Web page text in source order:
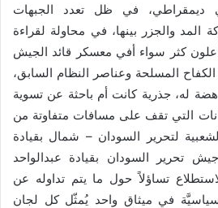
ديمقراطي، في ظل تعدد الجبهات
المد والجزر بينها، في محاولة لقراءة
كثر سواء أفي معسكر قائد الجيش
المسلحة وعناصر النظام السابق،
له، جذرية كانت أم باحثة عن تسوية
التي تقف على مسافات متفاوتة من
لتحرير السودان – شمال بقيادة
تحرير السودان بقيادة عبدالواحد
تساؤلاً حول ما يتم تداوله عن
في ميثاق واحد يُمثّل كل لجان